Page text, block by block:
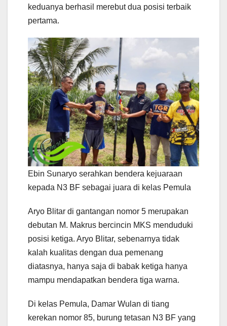
keduanya berhasil merebut dua posisi terbaik
pertama.
Ebin Sunaryo serahkan bendera kejuaraan
kepada N3 BF sebagai juara di kelas Pemula
Aryo Blitar di gantangan nomor 5 merupakan
debutan M. Makrus bercincin MKS menduduki
posisi ketiga. Aryo Blitar, sebenarnya tidak
kalah kualitas dengan dua pemenang
diatasnya, hanya saja di babak ketiga hanya
mampu mendapatkan bendera tiga warna.
Di kelas Pemula, Damar Wulan di tiang
kerekan nomor 85, burung tetasan N3 BF yang